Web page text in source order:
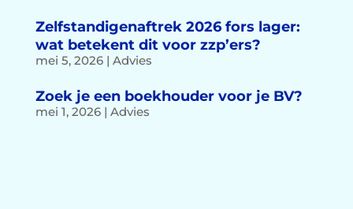
Zelfstandigenaftrek 2026 fors lager:
wat betekent dit voor zzp’ers?
mei 5, 2026| Advies
Zoek je een boekhouder voor je BV?
mei 1, 2026| Advies